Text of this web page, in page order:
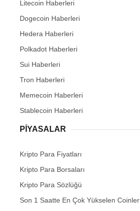
Litecoin Haberleri
Dogecoin Haberleri
Hedera Haberleri
Polkadot Haberleri
Sui Haberleri
Tron Haberleri
Memecoin Haberleri
Stablecoin Haberleri
PIYASALAR
Kripto Para Fiyatları
Kripto Para Borsaları
Kripto Para Sözlüğü
Son 1 Saatte En Çok Yükselen Coinler